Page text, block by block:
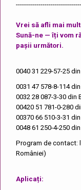
Vrei să afli mai
Sună-ne — îți vom
pașii următori.
0040 31 229-57-25
0031 47 578-8-114
0032 28 087-3-30 din
00420 51 781-0-280
00370 66 510-3-31
0048 61 250-4-250
Program de contact:
României)
Aplicați: